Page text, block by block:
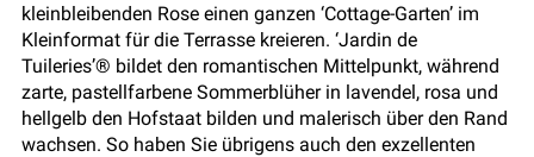
kleinbleibenden Rose einen ganzen ‘Cottage-Garten’ im
Kleinformat für die Terrasse kreieren. ‘Jardin de
Tuileries’® bildet den romantischen Mittelpunkt, während
zarte, pastellfarbene Sommerblüher in lavendel, rosa und
hellgelb den Hofstaat bilden und malerisch über den Rand
wachsen. So haben Sie übrigens auch den exzellenten